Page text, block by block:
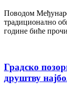
Поводом
традиционално
године биће
Градско
друштву